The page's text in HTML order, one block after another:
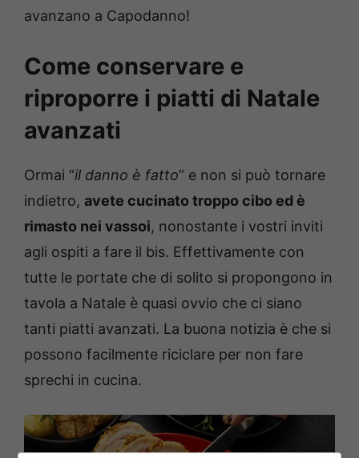
avanzano a Capodanno!
Come conservare e
riproporre i piatti di Natale
avanzati
Ormai “il danno è fatto” e non si può tornare
indietro, avete cucinato troppo cibo ed è
rimasto nei vassoi, nonostante i vostri inviti
agli ospiti a fare il bis. Effettivamente con
tutte le portate che di solito si propongono in
tavola a Natale è quasi ovvio che ci siano
tanti piatti avanzati. La buona notizia è che si
possono facilmente riciclare per non fare
sprechi in cucina.